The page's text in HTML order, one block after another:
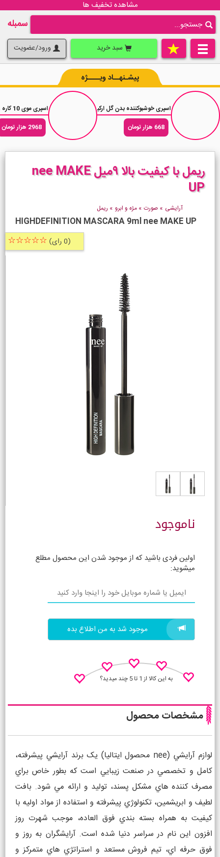
مشاهده تخفیف ها
سمبله
سبد خرید ورود/عضویت
پیشـنهــاد ویــــژه
اسپری خوشبوکننده بدن گل ارکیده یاردلی Yardley Imperial Orchid حجم 150 میلی لیتر
668 هزار تومان
اسپری موی 10 کاره رولون یونیک وان Revlon Uniq One حجم 150 میلی لیتر
2968 هزار تومان
ریمل با کیفیت بالا ۹میل nee MAKE
UP
آرایشی » صورت » مژه و ابرو » ریمل
HIGHDEFINITION MASCARA 9ml nee MAKE UP
(0 رای) ☆☆☆☆☆
ناموجود
اولین فردی باشید که از موجود شدن این محصول مطلع
میشوید:
موجود شد به من اطلاع بده
به این کالا از 1 تا 5 چند میدید؟
نظـر منو اعلام کن
مشخصات محصول
لوازم آرايشي (nee محصول ايتاليا) يک برند آرايشي پيشرفته،
کامل و تخصصي در صنعت زيبايي است که بطور خاص براي
مصرف کننده هاي مشکل پسند، توليد و ارائه مي شود. بافت
لطيف و ابريشمين، تکنولوژي پيشرفته و استفاده از مواد اوليه با
کيفيت به همراه بسته بندي فوق العاده، موجب شهرت روز
افزون اين نام در سراسر دنيا شده است. آرايشگران به روز و
فوق حرفه اي، تيم فروش مستعد و استراتژي هاي متمرکز و